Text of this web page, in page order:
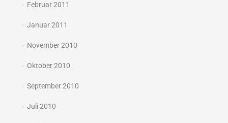
Februar 2011
Januar 2011
November 2010
Oktober 2010
September 2010
Juli 2010